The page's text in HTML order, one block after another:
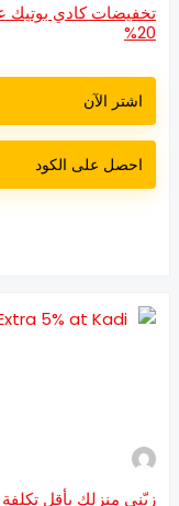
اشتر الآن
احصل على الكود